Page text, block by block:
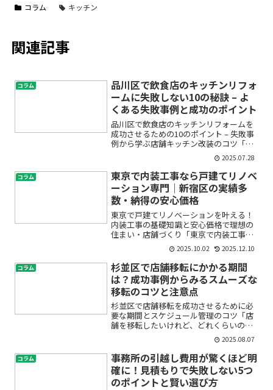
コラム キッチン
関連記事
コラム
品川区で飲食店のキッチンリフォ
ームに失敗しない10の秘訣 – よ
くある失敗事例と成功のポイント
品川区で飲食店のキッチンリフォームを
成功させるための10のポイント – 失敗事
例から学ぶ店舗キッチン改装のコツ「品
川区でお店のキッチンをリフォームした
いけど、どこから手をつければ良いのか
わからない」「費用が思った以上にかか
りそうで不安」「失...
2025.07.28
コラム
東京で内装工事なら戸建てリノベ
ーション専門｜新宿区の実績多
数・納得の安心価格
東京で戸建てリノベーションを叶える！
内装工事の基礎知識と安心価格で理想の
住まい・店舗づくり「東京で内装工事を
検討しているけれど、何から始めればい
いの？」「戸建てリノベーションは費用
や業者選びが不安…」「新宿区で実績豊
富な信頼できる会社に頼み...
2025.10.02 2025.12.10
コラム
杉並区で店舗移転にかかる期間
は？成功事例からみるスムーズな
移転のコツと注意点
杉並区で店舗移転を成功させるために必
要な期間とスケジュール管理のコツ「店
舗を移転したいけれど、どれくらいの期
間がかかるの？」「営業を止めたくない
けど、スケジュールはどう立てればいい
んだろう…」「費用や準備のポイントも
知りたいけど、何から手を...
2025.08.07
コラム
事務所の引越し費用が驚くほど明
確に！見積もりで失敗しない5つ
のポイントと賢い選び方